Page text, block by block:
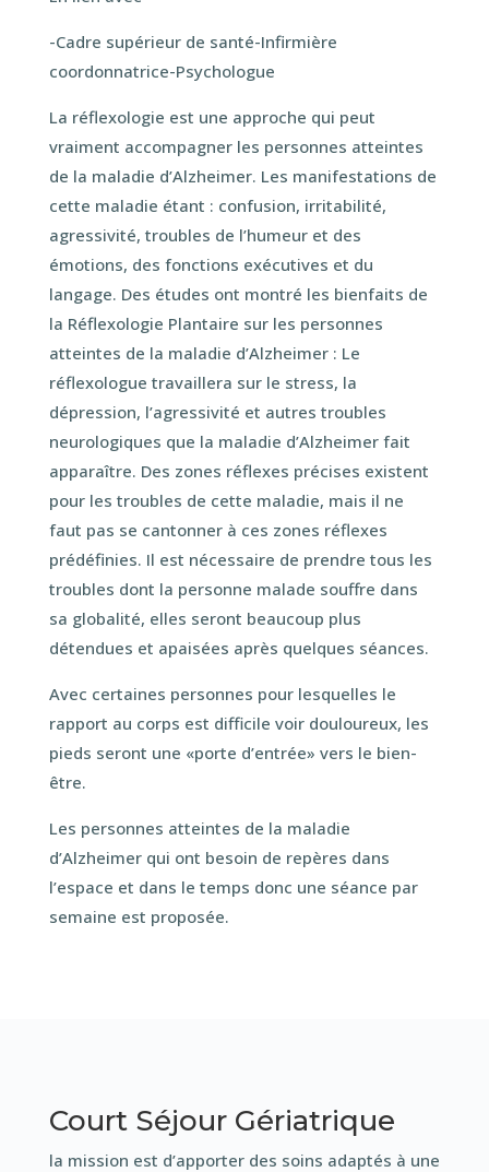
-Cadre supérieur de santé-Infirmière
coordonnatrice-Psychologue
La réflexologie est une approche qui peut
vraiment accompagner les personnes atteintes
de la maladie d’Alzheimer. Les manifestations de
cette maladie étant : confusion, irritabilité,
agressivité, troubles de l’humeur et des
émotions, des fonctions exécutives et du
langage. Des études ont montré les bienfaits de
la Réflexologie Plantaire sur les personnes
atteintes de la maladie d’Alzheimer : Le
réflexologue travaillera sur le stress, la
dépression, l’agressivité et autres troubles
neurologiques que la maladie d’Alzheimer fait
apparaître. Des zones réflexes précises existent
pour les troubles de cette maladie, mais il ne
faut pas se cantonner à ces zones réflexes
prédéfinies. Il est nécessaire de prendre tous les
troubles dont la personne malade souffre dans
sa globalité, elles seront beaucoup plus
détendues et apaisées après quelques séances.
Avec certaines personnes pour lesquelles le
rapport au corps est difficile voir douloureux, les
pieds seront une «porte d’entrée» vers le bien-
être.
Les personnes atteintes de la maladie
d’Alzheimer qui ont besoin de repères dans
l’espace et dans le temps donc une séance par
semaine est proposée.
Court Séjour Gériatrique
la mission est d’apporter des soins adaptés à une